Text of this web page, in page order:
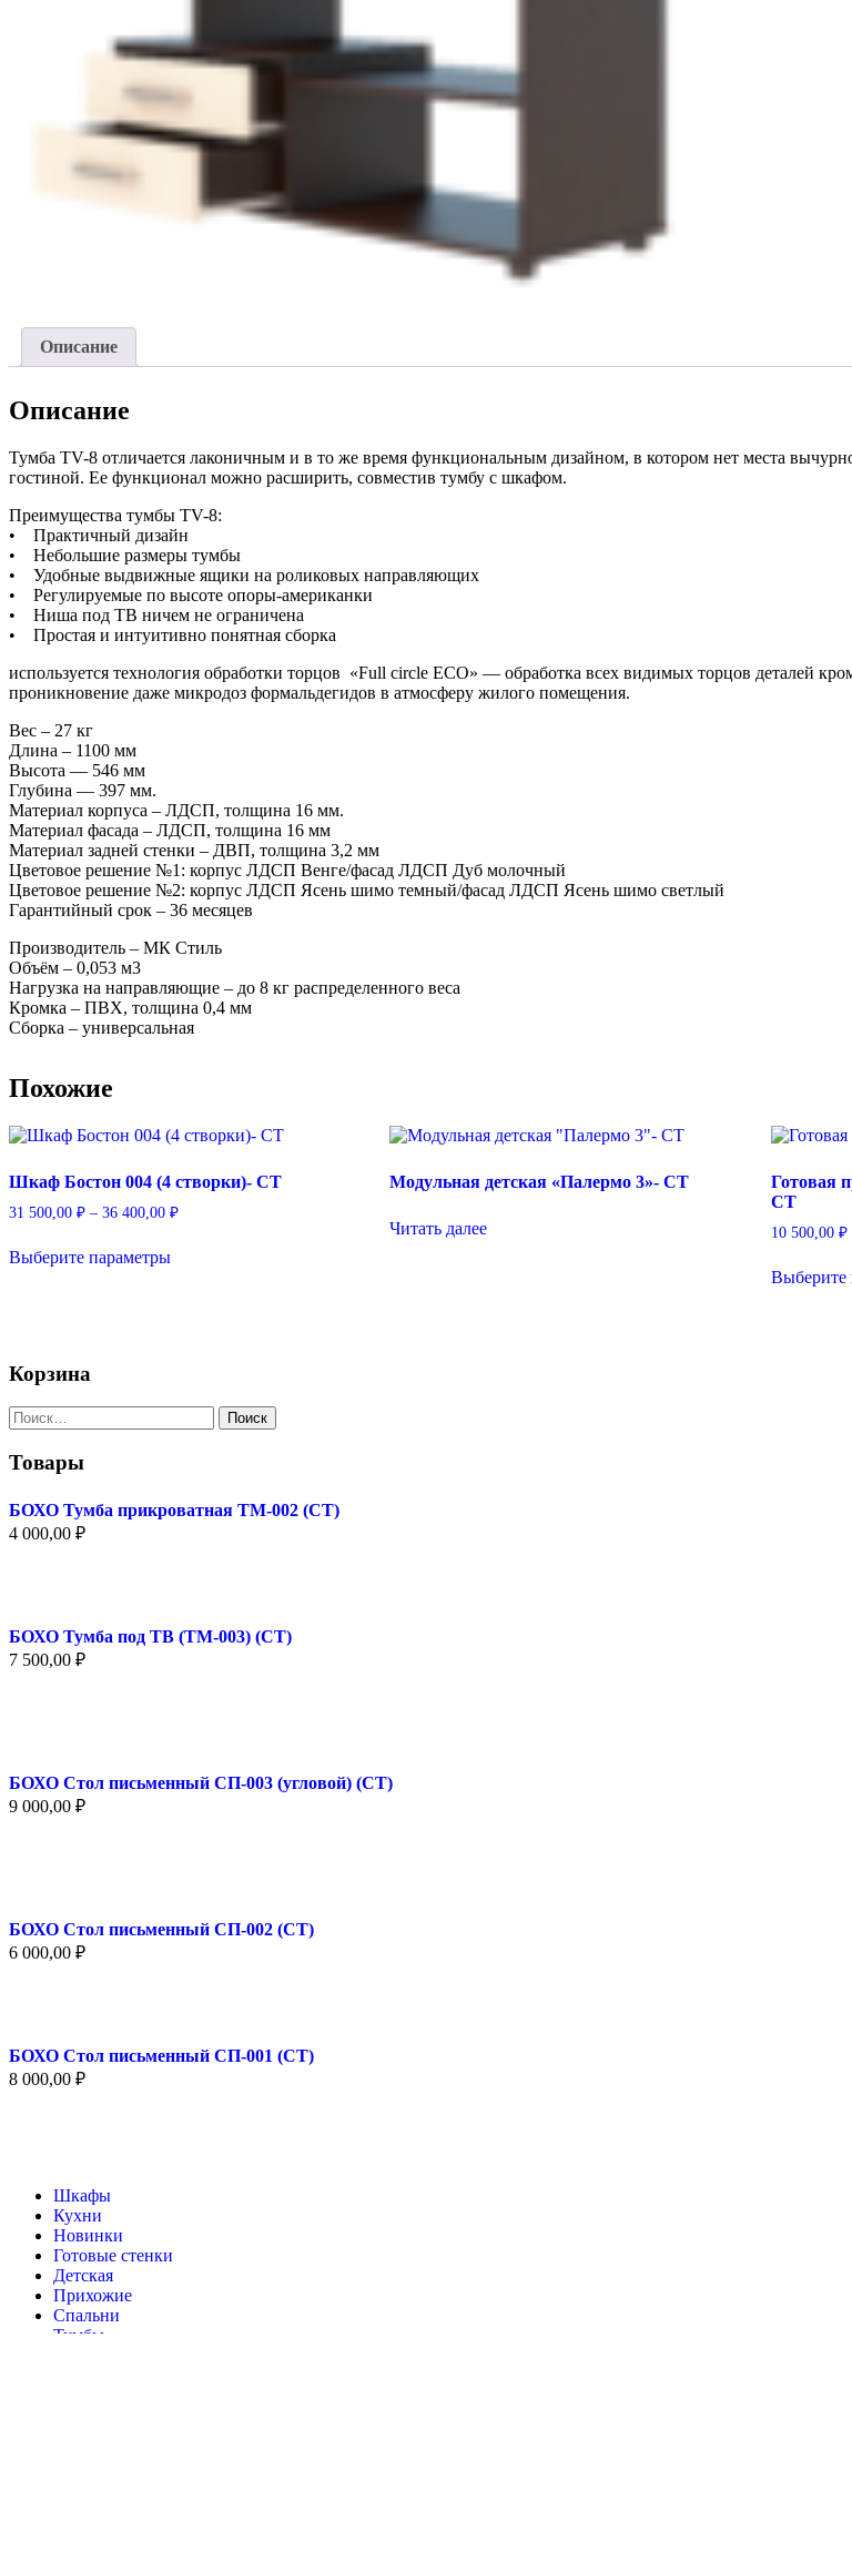
Описание
Описание
Тумба TV-8 отличается лаконичным и в то же время функциональным дизайном, в котором нет места
гостиной. Ее функционал можно расширить, совместив тумбу с шкафом.
Преимущества тумбы TV-8:
• Практичный дизайн
• Небольшие размеры тумбы
• Удобные выдвижные ящики на роликовых направляющих
• Регулируемые по высоте опоры-американки
• Ниша под ТВ ничем не ограничена
• Простая и интуитивно понятная сборка
используется технология обработки торцов «Full circle ECO» — обработка всех видимых торцов деталей
проникновение даже микродоз формальдегидов в атмосферу жилого помещения.
Вес – 27 кг
Длина – 1100 мм
Высота — 546 мм
Глубина — 397 мм.
Материал корпуса – ЛДСП, толщина 16 мм.
Материал фасада – ЛДСП, толщина 16 мм
Материал задней стенки – ДВП, толщина 3,2 мм
Цветовое решение №1: корпус ЛДСП Венге/фасад ЛДСП Дуб молочный
Цветовое решение №2: корпус ЛДСП Ясень шимо темный/фасад ЛДСП Ясень шимо светлый
Гарантийный срок – 36 месяцев
Производитель – МК Стиль
Объём – 0,053 м3
Нагрузка на направляющие – до 8 кг распределенного веса
Кромка – ПВХ, толщина 0,4 мм
Сборка – универсальная
Похожие
Шкаф Бостон 004 (4 створки)- СТ
31 500,00 ₽ – 36 400,00 ₽Диапазон
Выберите параметрытовар
странице
Модульная детская «Палермо 3»- СТ
Читать далее
Готовая
СТ
10 500,00 ₽
Выберите
Корзина
Найти:
Товары
БОХО Тумба прикроватная ТМ-002 (СТ)
4 000,00 ₽
БОХО Тумба под ТВ (ТМ-003) (СТ)
7 500,00 ₽
БОХО Стол письменный СП-003 (угловой) (СТ)
9 000,00 ₽
БОХО Стол письменный СП-002 (СТ)
6 000,00 ₽
БОХО Стол письменный СП-001 (СТ)
8 000,00 ₽
Шкафы
Кухни
Новинки
Готовые стенки
Детская
Прихожие
Спальни
Тумбы